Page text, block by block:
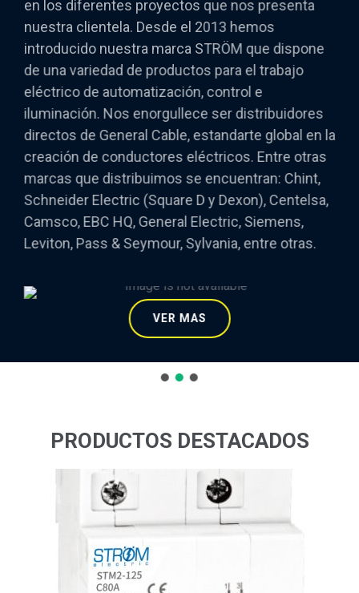
en los diferentes proyectos que nos presenta
nuestra clientela. Desde el 2013 hemos
introducido nuestra marca STRÖM que dispone
de una variedad de productos para el trabajo
eléctrico de automatización, control e
iluminación. Nos enorgullece ser distribuidores
directos de General Cable, estandarte global en la
creación de conductores eléctricos. Entre otras
marcas que distribuimos se encuentran: Chint,
Schneider Electric (Square D y Dexon), Centelsa,
Camsco, EBC HQ, General Electric, Siemens,
Leviton, Pass & Seymour, Sylvania, entre otras.
VER MAS
PRODUCTOS DESTACADOS